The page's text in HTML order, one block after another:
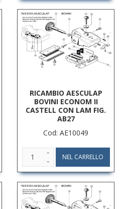
RICAMBIO AESCULAP
BOVINI ECONOM II
CASTELL CON LAM FIG.
AB27
Cod: AE10049